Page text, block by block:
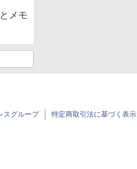
メモ
スグループ 特定商取引法に基づく表示